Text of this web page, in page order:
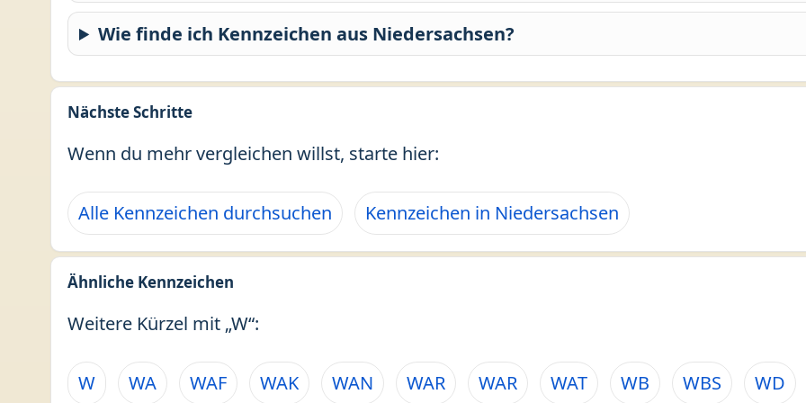
Wie finde ich Kennzeichen aus Niedersachsen?
Nächste Schritte
Wenn du mehr vergleichen willst, starte hier:
Alle Kennzeichen durchsuchen Kennzeichen in Niedersachsen
Ähnliche Kennzeichen
Weitere Kürzel mit „W“:
W WA WAF WAK WAN WAR WAR WAT WB WBS WD